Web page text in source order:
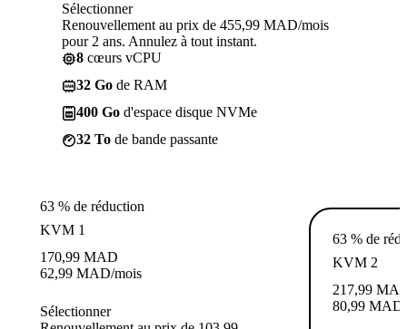
Sélectionner
Renouvellement au prix de 455,99 MAD/mois
pour 2 ans. Annulez à tout instant.
8 cœurs vCPU
32 Go de RAM
400 Go d'espace disque NVMe
32 To de bande passante
63 % de réduction
KVM 1
170,99 MAD
62,99 MAD/mois
Sélectionner
63 % de
KVM 2
217,99
80,99 MAD